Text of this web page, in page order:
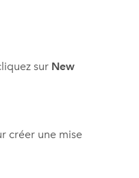
sur New
créer une mise